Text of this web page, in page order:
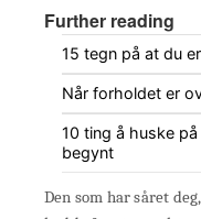
Further reading
15 tegn på at du
Når forholdet er
10 ting å huske
begynt
Den som har såret